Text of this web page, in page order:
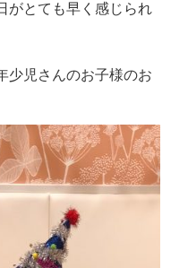
がとても早く感じられ
少児さんのお子様のお